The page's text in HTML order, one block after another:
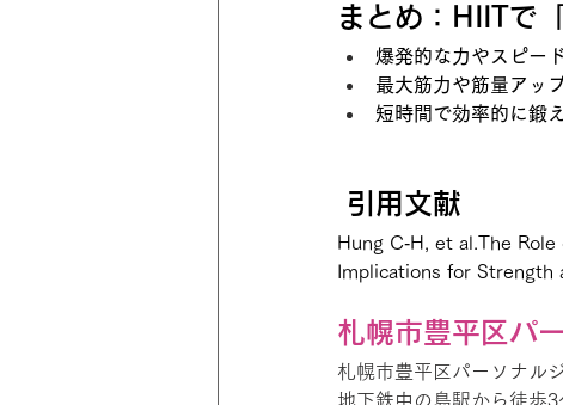
まとめ：HIITで
爆発的な力やスピー
最大筋力や筋量アッ
短時間で効率的に鍛
引用文献
Hung C‑H, et al.The
Implications for Strength
札幌市豊平区パ
札幌市豊平区パーソナル
地下鉄中の島駅から徒歩